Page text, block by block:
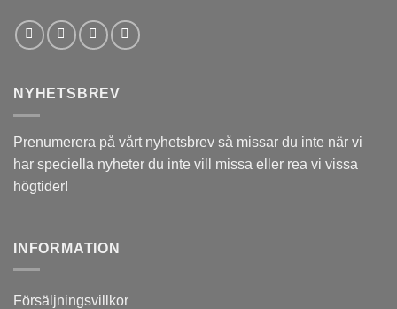
NYHETSBREV
Prenumerera på vårt nyhetsbrev så missar du inte när vi
har speciella nyheter du inte vill missa eller rea vi vissa
högtider!
INFORMATION
Försäljningsvillkor